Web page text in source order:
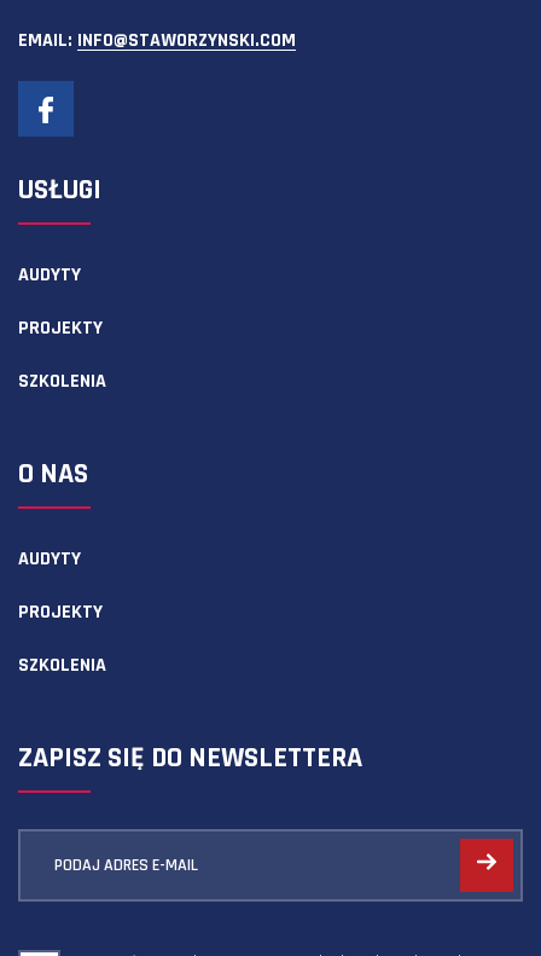
EMAIL: INFO@STAWORZYNSKI.COM
USŁUGI
AUDYTY
PROJEKTY
SZKOLENIA
O NAS
AUDYTY
PROJEKTY
SZKOLENIA
ZAPISZ SIĘ DO NEWSLETTERA
PODAJ ADRES E-MAIL